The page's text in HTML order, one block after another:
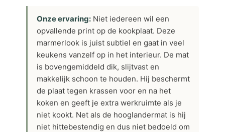
Onze ervaring: Niet iedereen wil een
opvallende print op de kookplaat. Deze
marmerlook is juist subtiel en gaat in veel
keukens vanzelf op in het interieur. De mat
is bovengemiddeld dik, slijtvast en
makkelijk schoon te houden. Hij beschermt
de plaat tegen krassen voor en na het
koken en geeft je extra werkruimte als je
niet kookt. Net als de hooglandermat is hij
niet hittebestendig en dus niet bedoeld om